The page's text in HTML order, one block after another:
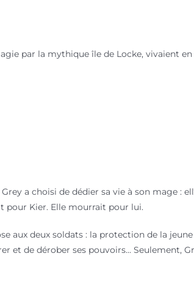
par la mythique île de Locke, vivaient
a choisi de dédier sa vie à son mage :
pour Kier. Elle mourrait pour lui.
aux deux soldats : la protection de la
et de dérober ses pouvoirs... Seulement,